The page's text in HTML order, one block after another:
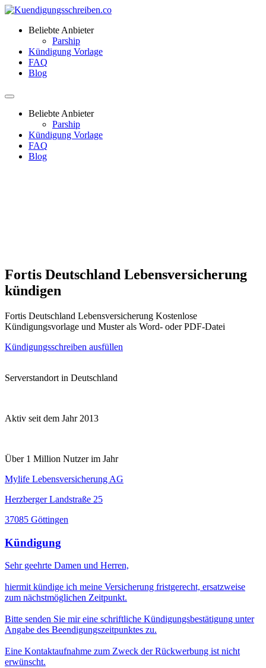
Beliebte Anbieter
Parship
Kündigung Vorlage
FAQ
Blog
Beliebte Anbieter
Parship
Kündigung Vorlage
FAQ
Blog
Fortis Deutschland Lebensversicherung
kündigen
Fortis Deutschland Lebensversicherung Kostenlose
Kündigungsvorlage und Muster als Word- oder PDF-Datei
Kündigungsschreiben ausfüllen
Serverstandort in Deutschland
Aktiv seit dem Jahr 2013
Über 1 Million Nutzer im Jahr
Mylife Lebensversicherung AG
Herzberger Landstraße 25
37085 Göttingen
Kündigung
Sehr geehrte Damen und Herren,
hiermit kündige ich meine Versicherung fristgerecht, ersatzweise
zum nächstmöglichen Zeitpunkt.
Bitte senden Sie mir eine schriftliche Kündigungsbestätigung unter
Angabe des Beendigungszeitpunktes zu.
Eine Kontaktaufnahme zum Zweck der Rückwerbung ist nicht
erwünscht.